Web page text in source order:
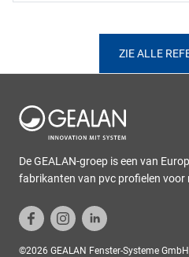
ZIE ALLE
De GEALAN-groep is een van
fabrikanten van pvc profielen voor
©2026 GEALAN Fenster-Systeme GmbH